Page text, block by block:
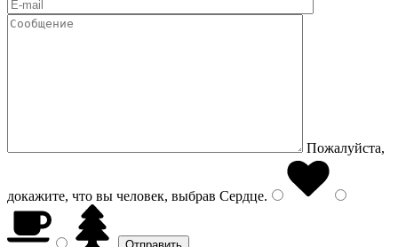
Пожалуйста,
докажите, что вы человек, выбрав Сердце.